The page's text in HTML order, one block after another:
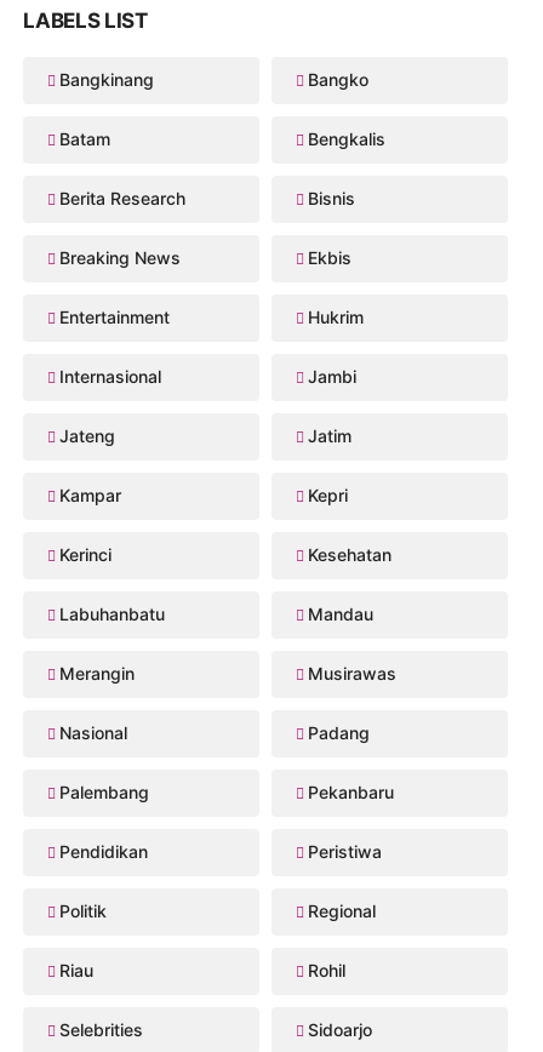
LABELS LIST
Bangkinang Bangko
Batam Bengkalis
Berita Research Bisnis
Breaking News Ekbis
Entertainment Hukrim
Internasional Jambi
Jateng Jatim
Kampar Kepri
Kerinci Kesehatan
Labuhanbatu Mandau
Merangin Musirawas
Nasional Padang
Palembang Pekanbaru
Pendidikan Peristiwa
Politik Regional
Riau Rohil
Selebrities Sidoarjo